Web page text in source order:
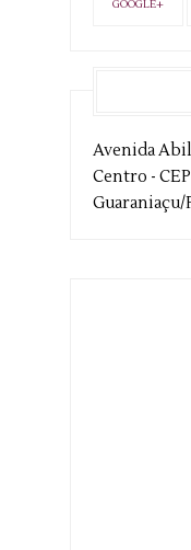
GOOGLE+
Avenida
Centro -
Guaraniaçu/